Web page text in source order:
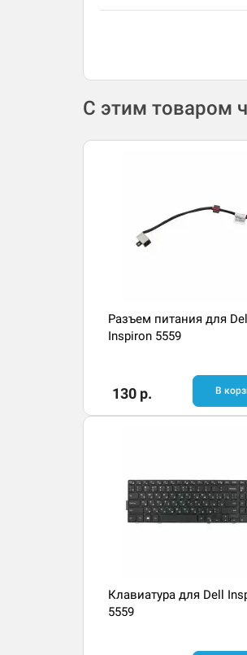
С этим товаром
Разъем питания для Dell
Inspiron 5559
130 р. В
Клавиатура для Dell
5559